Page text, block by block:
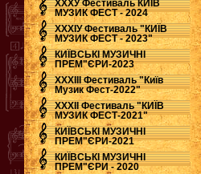
ХХХУ Фестиваль КИЇВ
МУЗИК ФЕСТ - 2024
ХХХІУ Фестиваль "КИЇВ
МУЗИК ФЕСТ - 2023"
КИЇВСЬКІ МУЗИЧНІ
ПРЕМ"ЄРИ-2023
ХХХІІІ Фестиваль "Київ
Музик Фест-2022"
ХХХІІ Фестиваль "КИЇВ
МУЗИК ФЕСТ-2021"
КИЇВСЬКІ МУЗИЧНІ
ПРЕМ"ЄРИ-2021
КИЇВСЬКІ МУЗИЧНІ
ПРЕМ"ЄРИ - 2020